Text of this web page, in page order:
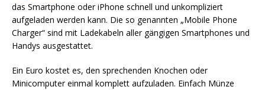
das Smartphone oder iPhone schnell und unkompliziert
aufgeladen werden kann. Die so genannten „Mobile Phone
Charger“ sind mit Ladekabeln aller gängigen Smartphones und
Handys ausgestattet.
Ein Euro kostet es, den sprechenden Knochen oder
Minicomputer einmal komplett aufzuladen. Einfach Münze